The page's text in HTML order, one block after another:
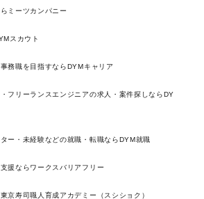
ミーツカンパニー
スカウト
務職を目指すならDYMキャリア
フリーランスエンジニアの求人・案件探しならDY
ー・未経験などの就職・転職ならDYM就職
援ならワークスバリアフリー
京寿司職人育成アカデミー（スシショク）